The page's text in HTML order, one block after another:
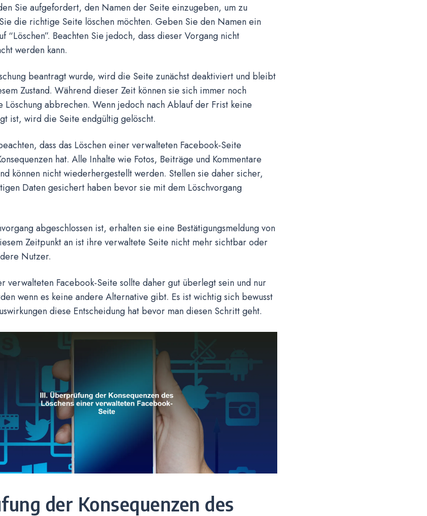
Sie aufgefordert, den Namen der Seite einzugeben, um zu
die richtige Seite löschen möchten. Geben Sie den Namen ein
“Löschen”. Beachten Sie jedoch, dass dieser Vorgang nicht
werden kann.
beantragt wurde, wird die Seite zunächst deaktiviert und bleibt
Zustand. Während dieser Zeit können sie sich immer noch
Löschung abbrechen. Wenn jedoch nach Ablauf der Frist keine
ist, wird die Seite endgültig gelöscht.
dass das Löschen einer verwalteten Facebook-Seite
hat. Alle Inhalte wie Fotos, Beiträge und Kommentare
können nicht wiederhergestellt werden. Stellen sie daher sicher,
Daten gesichert haben bevor sie mit dem Löschvorgang
abgeschlossen ist, erhalten sie eine Bestätigungsmeldung von
Zeitpunkt an ist ihre verwaltete Seite nicht mehr sichtbar oder
Nutzer.
verwalteten Facebook-Seite sollte daher gut überlegt sein und nur
wenn es keine andere Alternative gibt. Es ist wichtig sich bewusst
diese Entscheidung hat bevor man diesen Schritt geht.
der Konsequenzen des